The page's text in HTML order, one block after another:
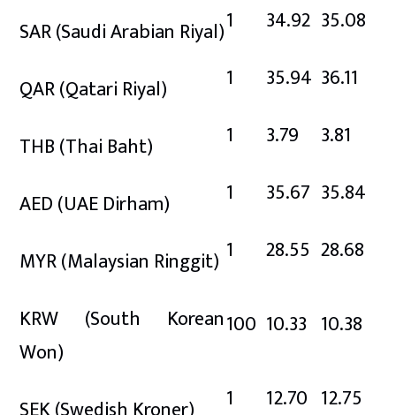
SAR(Saudi Arabian Riyal)1 34.92 35.08
QAR(Qatari Riyal) 1 35.94 36.11
THB(Thai Baht) 1 3.79 3.81
AED(UAE Dirham) 1 35.67 35.84
MYR(Malaysian Ringgit) 1 28.55 28.68
KRW (South Korean
Won)
100 10.33 10.38
1 12.70 12.75